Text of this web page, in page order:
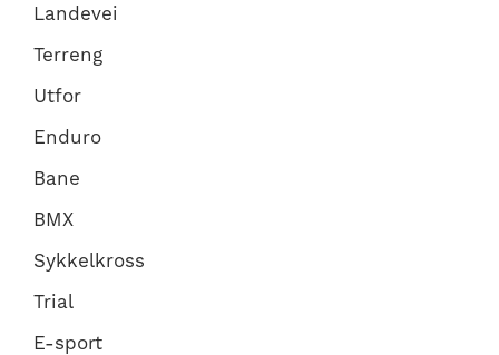
Landevei
Terreng
Utfor
Enduro
Bane
BMX
Sykkelkross
Trial
E-sport